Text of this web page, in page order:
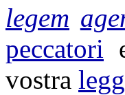
legem
peccatori
vostra